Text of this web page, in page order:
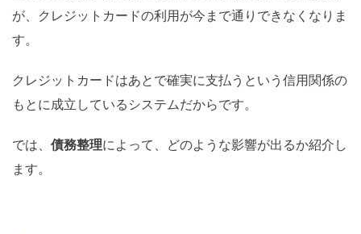
が、クレジットカードの利用が今まで通りできなくなりま
す。
クレジットカードはあとで確実に支払うという信用関係の
もとに成立しているシステムだからです。
では、 債務整理によって、どのような影響が出るか紹介し
ます。